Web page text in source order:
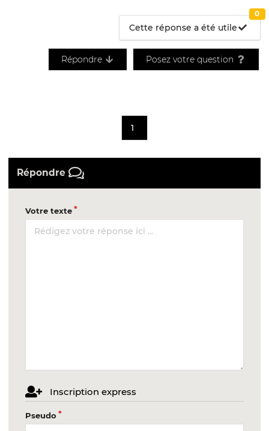
Cette réponse a été utile
0
Répondre Posez votre question
1
Répondre
Votre texte
Inscription express
Pseudo